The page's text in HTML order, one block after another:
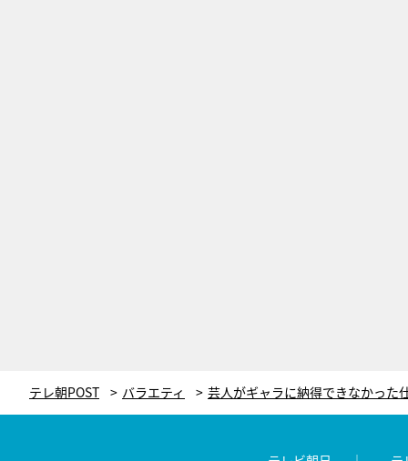
テレ朝POST バラエティ